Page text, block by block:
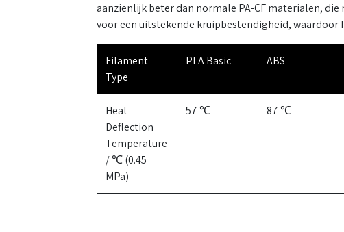
aanzienlijk beter dan normale PA-CF materialen,
voor een uitstekende kruipbestendigheid, waardoor
Filament
Type
PLA Basic ABS
Heat
Deflection
Temperature
/ ℃ (0.45
MPa)
57 ℃ 87 ℃